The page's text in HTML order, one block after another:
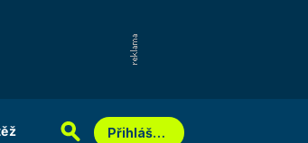
Přihlášení